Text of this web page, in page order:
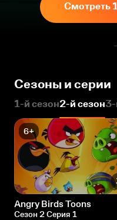
Смотреть
Сезоны и серии
1-й сезон2-й сезон3-
6+
Angry Birds Toons
Сезон 2 Серия 1